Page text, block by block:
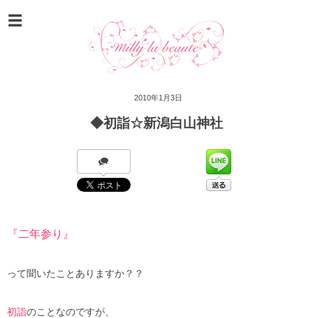
2010年1月3日
◆初詣☆新潟白山神社
『二年参り』
って聞いたことありますか？？
初詣のことなのですが、